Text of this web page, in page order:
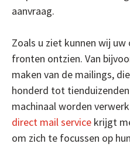
aanvraag.
Zoals u ziet kunnen wij
fronten ontzien. Van
maken van de mailings,
honderd tot
machinaal worden
direct mail service krijgt
om zich te focussen op